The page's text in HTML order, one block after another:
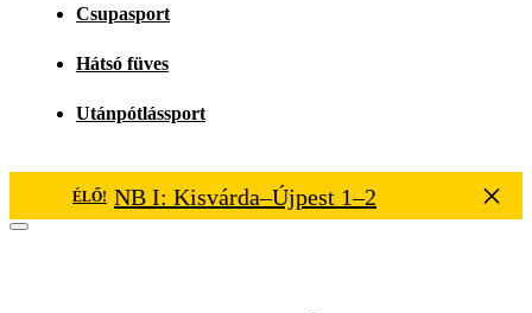
Csupasport
Hátsó füves
Utánpótlássport
ÉLŐ! NB I: Kisvárda–Újpest 1–2